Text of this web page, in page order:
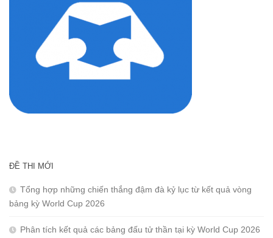
ĐỀ THI MỚI
Tổng hợp những chiến thắng đậm đà kỷ lục từ kết quả vòng
bảng kỳ World Cup 2026
Phân tích kết quả các bảng đấu tử thần tại kỳ World Cup 2026